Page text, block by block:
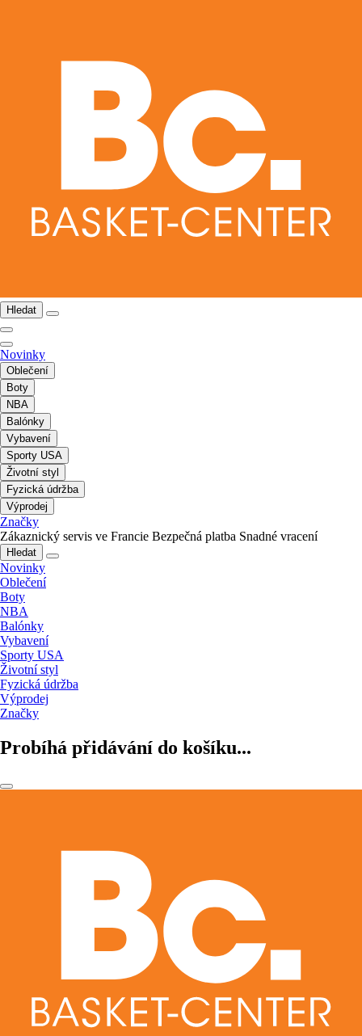
Hledat
Novinky
Oblečení
Boty
NBA
Balónky
Vybavení
Sporty USA
Životní styl
Fyzická údržba
Výprodej
Značky
Zákaznický servis ve Francie Bezpečná platba Snadné vracení
Hledat
Novinky
Oblečení
Boty
NBA
Balónky
Vybavení
Sporty USA
Životní styl
Fyzická údržba
Výprodej
Značky
Probíhá přidávání do košíku...